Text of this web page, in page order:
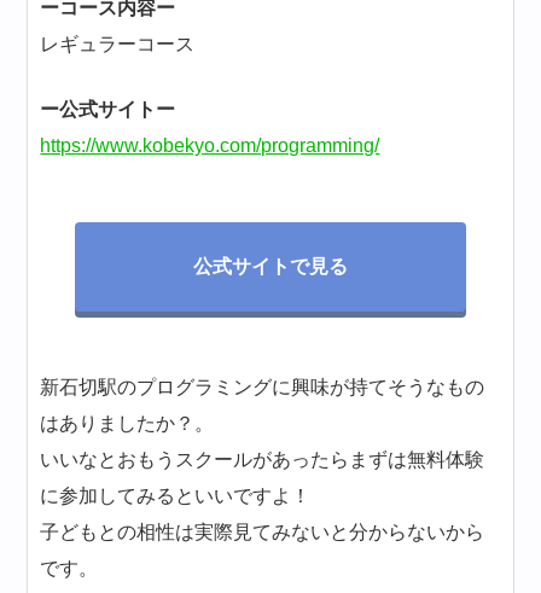
ーコース内容ー
レギュラーコース
ー公式サイトー
https://www.kobekyo.com/programming/
公式サイトで見る
新石切駅のプログラミングに興味が持てそうなもの
はありましたか？。
いいなとおもうスクールがあったらまずは無料体験
に参加してみるといいですよ！
子どもとの相性は実際見てみないと分からないから
です。